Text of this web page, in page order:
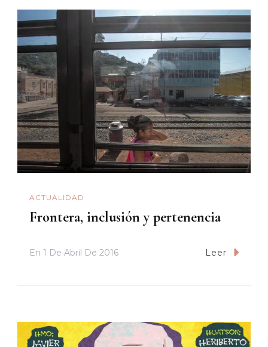
ACTUALIDAD
Frontera, inclusión y pertenencia
En 1 De Abril De 2016 Leer